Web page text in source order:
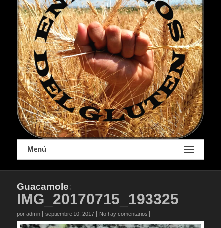
Menú
Guacamole:
IMG_20170715_193325
por admin septiembre 10, 2017 No hay comentarios